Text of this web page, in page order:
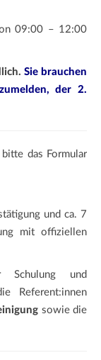
09:00 – 12:00
Sie brauchen
der 2.
das Formular
und ca. 7
mit offiziellen
Schulung und
Referent:innen
sowie die